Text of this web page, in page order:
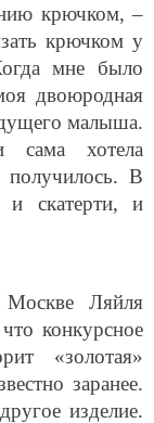
крючком, –
крючком у
мне было
двоюродная
малыша.
сама хотела
В
и скатерти, и
Ляйля
конкурсное
«золотая»
заранее.
изделие.